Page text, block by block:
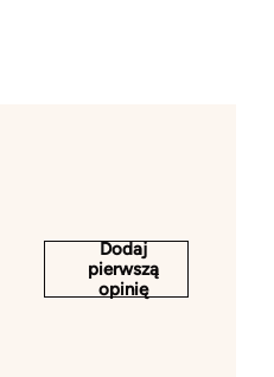
Dodaj
pierwszą
opinię